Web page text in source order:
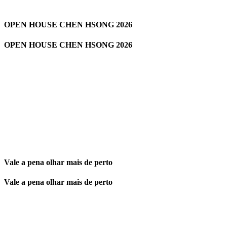
OPEN HOUSE CHEN HSONG 2026
OPEN HOUSE CHEN HSONG 2026
Vale a pena olhar mais de perto
Vale a pena olhar mais de perto